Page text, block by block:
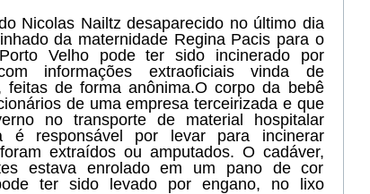
Nicolas Nailtz desaparecido no último dia
da maternidade Regina Pacis para o
Velho pode ter sido incinerado por
informações extraoficiais vinda de
feitas de forma anônima.O corpo da bebê
de uma empresa terceirizada e que
no transporte de material hospitalar
é responsável por levar para incinerar
extraídos ou amputados. O cadáver,
estava enrolado em um pano de cor
ter sido levado por engano, no lixo